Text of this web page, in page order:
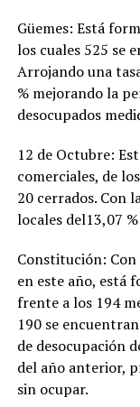
Güemes: Está
los cuales 525 se
Arrojando una
% mejorando la
desocupados
12 de Octubre:
comerciales, de
20 cerrados. Con
locales del13,07
Constitución: Con
en este año, está
frente a los 194
190 se
de desocupación
del año anterior,
sin ocupar.